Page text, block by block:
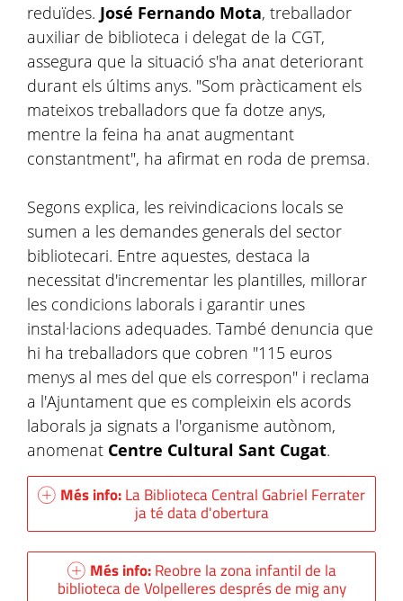
reduïdes. José Fernando Mota, treballador
auxiliar de biblioteca i delegat de la CGT,
assegura que la situació s'ha anat deteriorant
durant els últims anys. "Som pràcticament els
mateixos treballadors que fa dotze anys,
mentre la feina ha anat augmentant
constantment", ha afirmat en roda de premsa.
Segons explica, les reivindicacions locals se
sumen a les demandes generals del sector
bibliotecari. Entre aquestes, destaca la
necessitat d'incrementar les plantilles, millorar
les condicions laborals i garantir unes
instal·lacions adequades. També denuncia que
hi ha treballadors que cobren "115 euros
menys al mes del que els correspon" i reclama
a l'Ajuntament que es compleixin els acords
laborals ja signats a l'organisme autònom,
anomenat Centre Cultural Sant Cugat.
Més info:La Biblioteca Central Gabriel Ferrater
ja té data d'obertura
Més info:Reobre la zona infantil de la
biblioteca de Volpelleres després de mig any